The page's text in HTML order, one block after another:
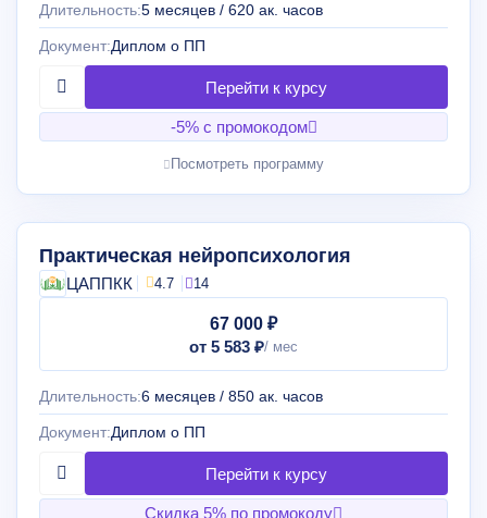
Длительность:5 месяцев / 620 ак. часов
Документ:Диплом о ПП
-5% с промокодом
Посмотреть программу
Практическая нейропсихология
ЦАППКК 4.7 14
67 000 ₽
от 5 583 ₽
Длительность:6 месяцев / 850 ак. часов
Документ:Диплом о ПП
Скидка 5% по промокоду